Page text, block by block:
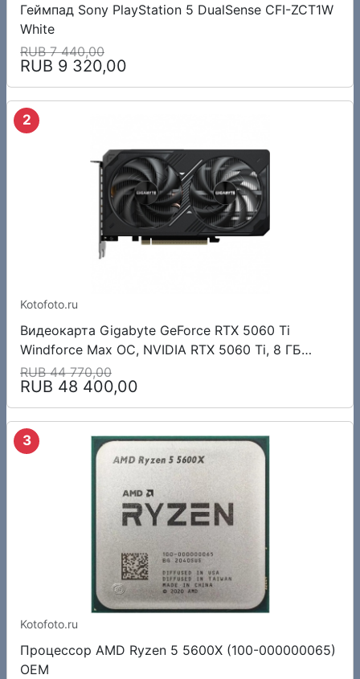
Геймпад Sony PlayStation 5 DualSense CFI-ZCT1W
White
RUB 7 440,00
RUB 9 320,00
2
Kotofoto.ru
Видеокарта Gigabyte GeForce RTX 5060 Ti
Windforce Max OC, NVIDIA RTX 5060 Ti, 8 ГБ
GDDR7, 128 бит, PCI-e 5.0, 1xHDMI, 3xDP, 2587
МГц
RUB 44 770,00
RUB 48 400,00
3
Kotofoto.ru
Процессор AMD Ryzen 5 5600X (100-000000065)
OEM